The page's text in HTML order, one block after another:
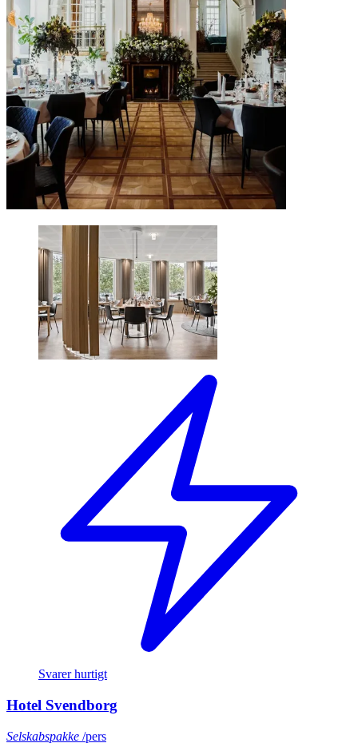
Svarer hurtigt
Hotel Svendborg
Selskabspakke /pers